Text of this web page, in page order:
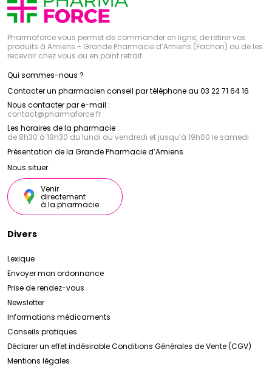
Pharmaforce vous permet de commander en ligne, de retirer vos
produits à Amiens - Grande Pharmacie d’Amiens (Fachon) ou de les
recevoir chez vous ou en point retrait
Qui sommes-nous ?
Contacter un pharmacien conseil par téléphone au 03 22 71 64 16
Nous contacter par e-mail :
contact@pharmaforce.fr
Les horaires de la pharmacie :
de 8h30 à 19h30 du lundi au vendredi et jusqu’à 19h00 le samedi
Présentation de la Grande Pharmacie d’Amiens
Nous situer
Venir
directement
à la pharmacie
Divers
Lexique
Envoyer mon ordonnance
Prise de rendez-vous
Newsletter
Informations médicaments
Conseils pratiques
Déclarer un effet indésirableConditions Générales de Vente (CGV)
Mentions légales